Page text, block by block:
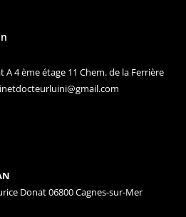
A 4 ème étage 11 Chem. de la Ferrière
Donat 06800 Cagnes-sur-Mer